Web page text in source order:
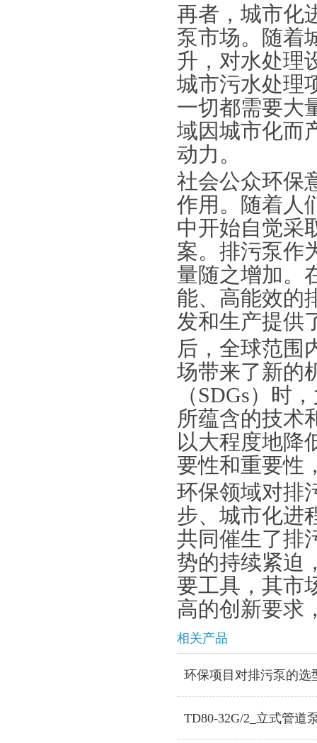
再者，城市化
泵市场。随着
升，对水处理
城市污水处理
一切都需要大
域因城市化而
动力。
社会公众环保
作用。随着人
中开始自觉采
案。排污泵作
量随之增加。
能、高能效的
发和生产提供
后，全球范围
场带来了新的
（SDGs）时
所蕴含的技术
以大程度地降
要性和重要性
环保领域对排
步、城市化进
共同催生了排
势的持续紧迫
要工具，其市
高的创新要求
相关产品
环保项目对排污泵的选
TD80-32G/2_立式管道